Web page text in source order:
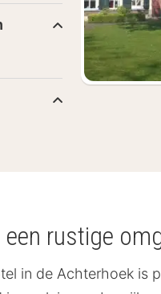
rustige
in de Achterhoek is